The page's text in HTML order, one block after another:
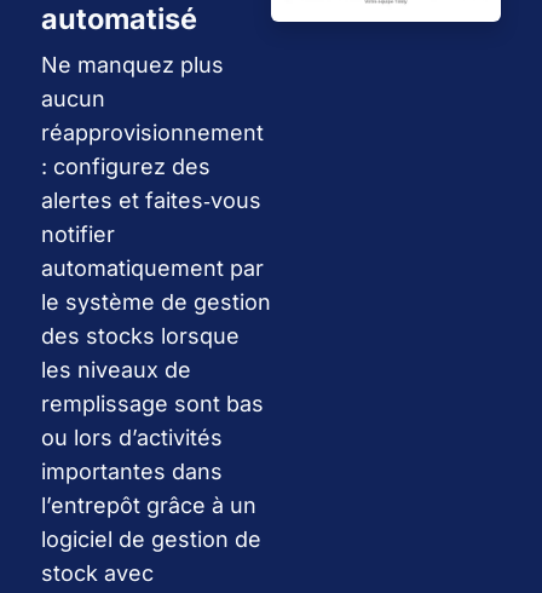
automatisé
Ne manquez plus
aucun
réapprovisionnement
: configurez des
alertes et faites‑vous
notifier
automatiquement par
le système de gestion
des stocks lorsque
les niveaux de
remplissage sont bas
ou lors d’activités
importantes dans
l’entrepôt grâce à un
logiciel de gestion de
stock avec